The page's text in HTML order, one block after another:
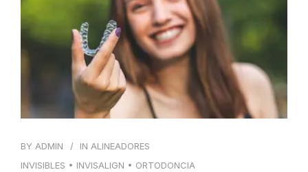
BY ADMIN IN ALINEADORES
INVISIBLES • INVISALIGN • ORTODONCIA